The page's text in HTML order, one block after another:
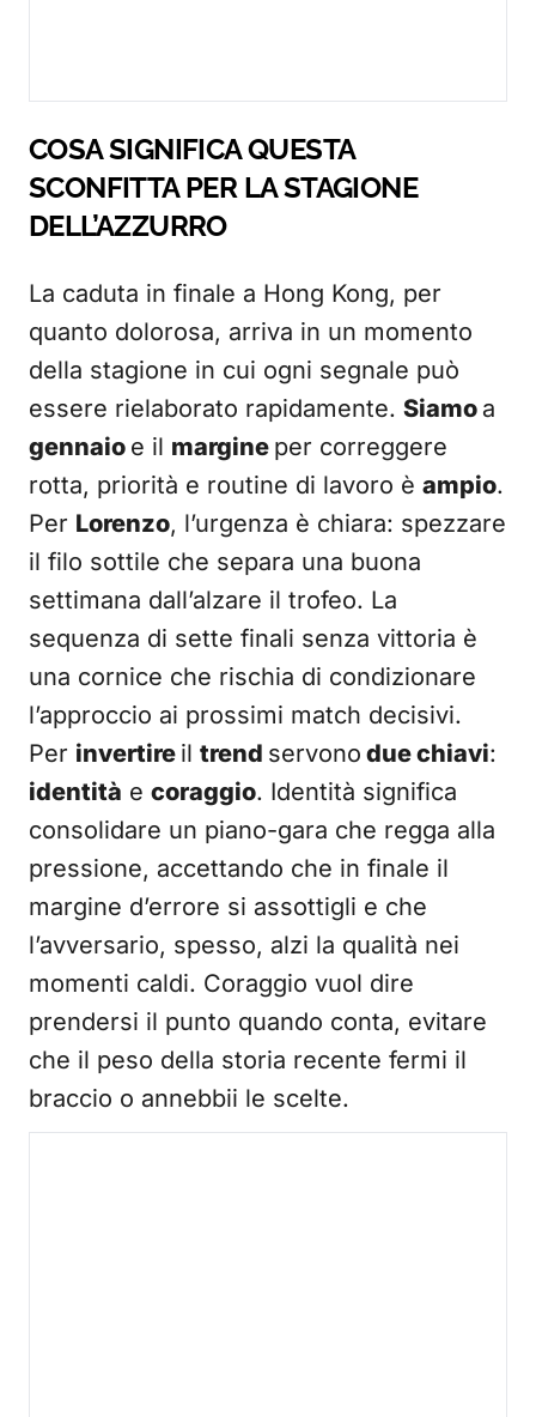
COSA SIGNIFICA QUESTA
SCONFITTA PER LA STAGIONE
DELL’AZZURRO
La caduta in finale a Hong Kong, per
quanto dolorosa, arriva in un momento
della stagione in cui ogni segnale può
essere rielaborato rapidamente. Siamo a
gennaio e il margine per correggere
rotta, priorità e routine di lavoro è ampio.
Per Lorenzo, l’urgenza è chiara: spezzare
il filo sottile che separa una buona
settimana dall’alzare il trofeo. La
sequenza di sette finali senza vittoria è
una cornice che rischia di condizionare
l’approccio ai prossimi match decisivi.
Per invertire il trend servono due chiavi:
identità e coraggio. Identità significa
consolidare un piano-gara che regga alla
pressione, accettando che in finale il
margine d’errore si assottigli e che
l’avversario, spesso, alzi la qualità nei
momenti caldi. Coraggio vuol dire
prendersi il punto quando conta, evitare
che il peso della storia recente fermi il
braccio o annebbii le scelte.